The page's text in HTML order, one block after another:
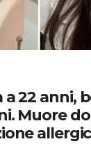
22 anni,
Muore